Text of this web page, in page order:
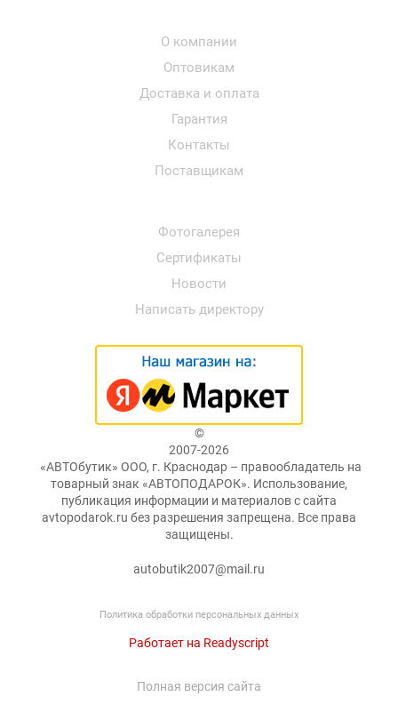
О компании
Оптовикам
Доставка и оплата
Гарантия
Контакты
Поставщикам
Фотогалерея
Сертификаты
Новости
Написать директору
©
2007-2026
«АВТОбутик» ООО, г. Краснодар – правообладатель на
товарный знак «АВТОПОДАРОК». Использование,
публикация информации и материалов с сайта
avtopodarok.ru без разрешения запрещена. Все права
защищены.
autobutik2007@mail.ru
Политика обработки персональных данных
Работает на Readyscript
Полная версия сайта